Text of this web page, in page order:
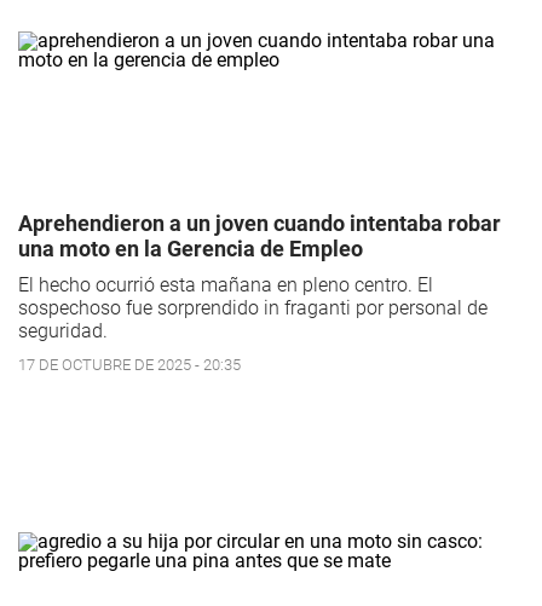
Aprehendieron a un joven cuando intentaba robar
una moto en la Gerencia de Empleo
El hecho ocurrió esta mañana en pleno centro. El
sospechoso fue sorprendido in fraganti por personal de
seguridad.
17 DE OCTUBRE DE 2025 - 20:35